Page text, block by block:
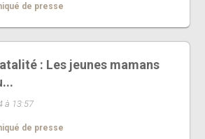
de presse
: Les jeunes mamans
à 13:57
de presse